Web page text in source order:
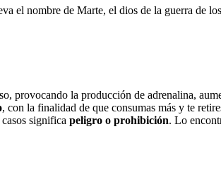
el nombre de Marte, el dios de la guerra de
provocando la producción de adrenalina,
, con la finalidad de que consumas más y te
significa peligro o prohibición. Lo